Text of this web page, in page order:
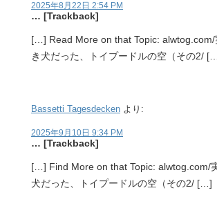
2025年8月22日 2:54 PM
… [Trackback]
[…] Read More on that Topic: alwtog.com/
き犬だった、トイプードルの空（その2/
Bassetti Tagesdecken より:
2025年9月10日 9:34 PM
… [Trackback]
[…] Find More on that Topic: alwtog.com/
犬だった、トイプードルの空（その2/ […]